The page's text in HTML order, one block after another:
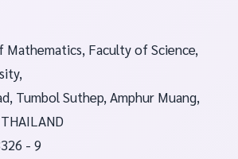
Faculty of Science,
Tumbol Suthep, Amphur Muang,
- 9